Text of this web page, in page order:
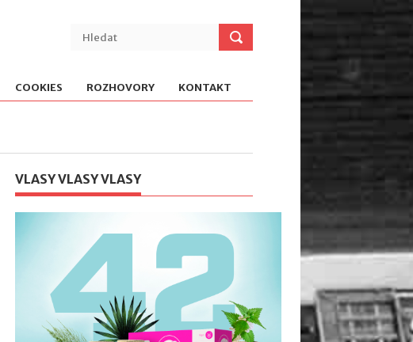
COOKIES ROZHOVORY KONTAKT
VLASY VLASY VLASY